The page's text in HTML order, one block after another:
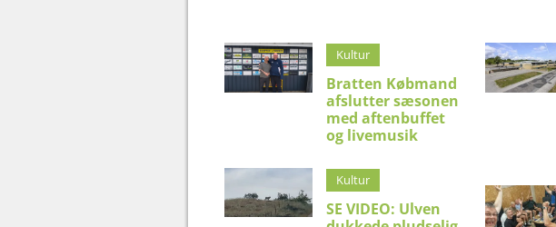
Kultur
Bratten Købmand
afslutter sæsonen
med aftenbuffet
og livemusik
Kultur
SE VIDEO: Ulven